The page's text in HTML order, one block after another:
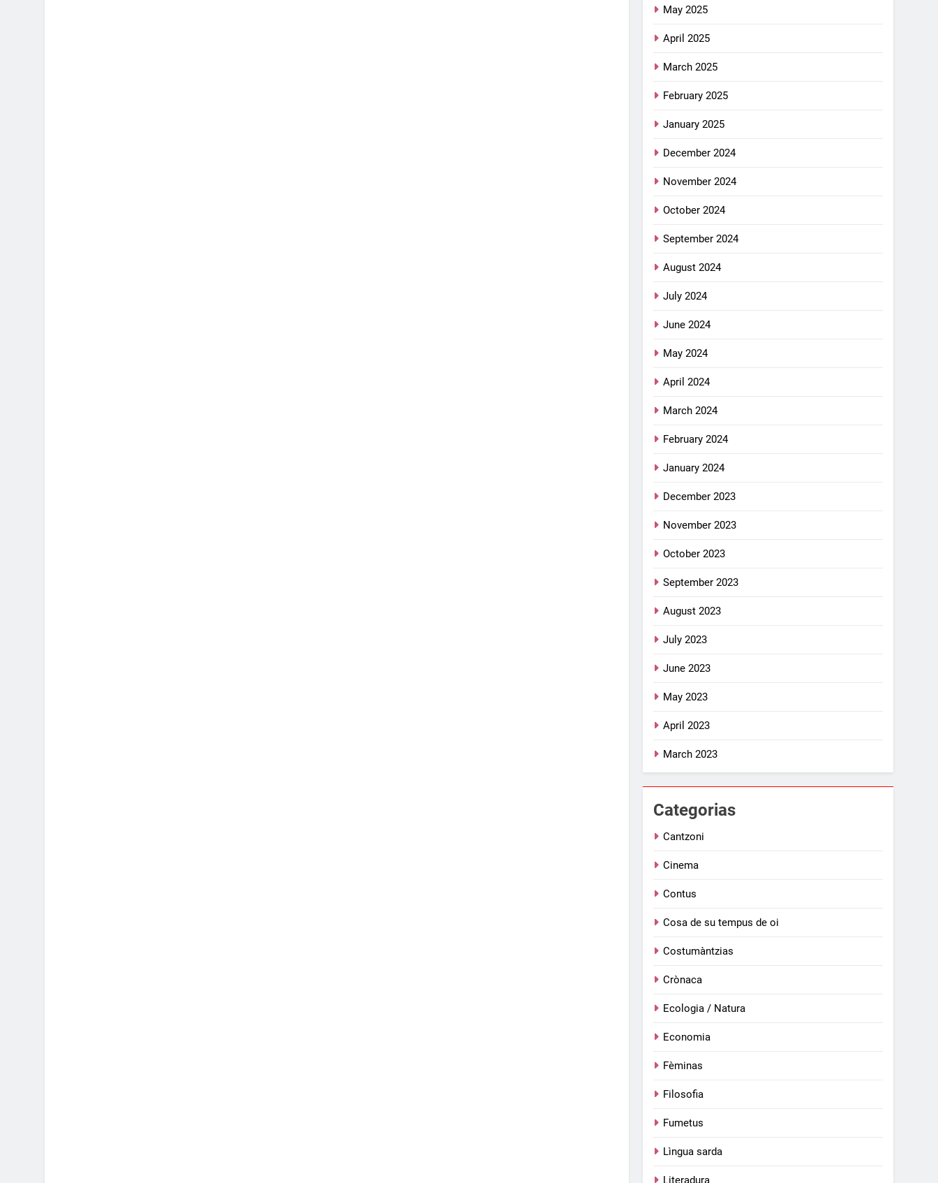
May 2025
April 2025
March 2025
February 2025
January 2025
December 2024
November 2024
October 2024
September 2024
August 2024
July 2024
June 2024
May 2024
April 2024
March 2024
February 2024
January 2024
December 2023
November 2023
October 2023
September 2023
August 2023
July 2023
June 2023
May 2023
April 2023
March 2023
Categorias
Cantzoni
Cinema
Contus
Cosa de su tempus de oi
Costumàntzias
Crònaca
Ecologia / Natura
Economia
Fèminas
Filosofia
Fumetus
Lìngua sarda
Literadura